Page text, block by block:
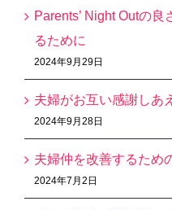
Parents’ Night Outの
るために
2024年9月29日
夫婦がお互い感謝しあ
2024年9月28日
夫婦仲を改善するため
2024年7月2日